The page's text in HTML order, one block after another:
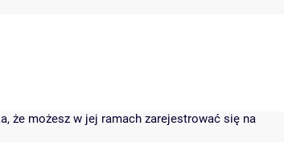
że możesz w jej ramach zarejestrować się na